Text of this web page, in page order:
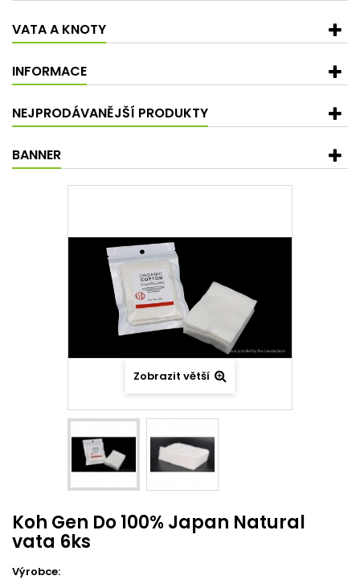
VATA A KNOTY
INFORMACE
NEJPRODÁVANĚJŠÍ PRODUKTY
BANNER
Zobrazit větší
Koh Gen Do 100% Japan Natural
vata 6ks
Výrobce: